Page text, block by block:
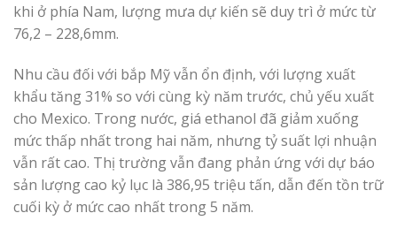
khi ở phía Nam, lượng mưa dự kiến ​​​​sẽ duy trì ở mức từ
76,2 – 228,6mm.
Nhu cầu đối với bắp Mỹ vẫn ổn định, với lượng xuất
khẩu tăng 31% so với cùng kỳ năm trước, chủ yếu xuất
cho Mexico. Trong nước, giá ethanol đã giảm xuống
mức thấp nhất trong hai năm, nhưng tỷ suất lợi nhuận
vẫn rất cao. Thị trường vẫn đang phản ứng với dự báo
sản lượng cao kỷ lục là 386,95 triệu tấn, dẫn đến tồn trữ
cuối kỳ ở mức cao nhất trong 5 năm.